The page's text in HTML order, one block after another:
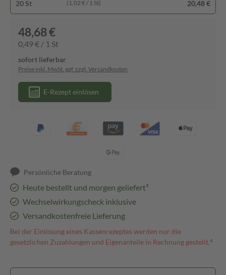
20 St (1,02 € / 1 St) 20,48 €
48,68 €
0,49 € / 1 St
sofort lieferbar
Preise inkl. MwSt. ggf. zzgl. Versandkosten
E-Rezept einlösen
Persönliche Beratung
Heute bestellt und morgen geliefert³
Wechselwirkungscheck inklusive
Versandkostenfreie Lieferung
Bei der Einlösung eines Kassenrezeptes werden nur die
gesetzlichen Zuzahlungen und Eigenanteile in Rechnung gestellt.⁴